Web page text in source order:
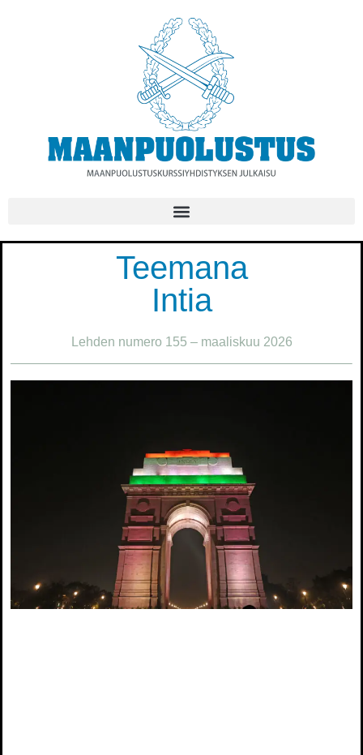
Teemana
Intia
Lehden numero 155 – maaliskuu 2026